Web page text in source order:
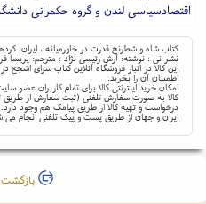
اقتصادسیاسی لندن و گروه حکمرانی
نشر نی ؛ نوشته: آرش رئیسی نژاد ؛ مترجم: پریسا
این کالا در انبار فروشگاه آنلاین کتاب سرای
اطمینان آن را بخرید.
امکان خرید اینترنتی کالا برای تمام کاربران
کالا به صورت سفارش تلفنی (ثبت سفارش از طریق
درخواست و تهیه کالا از طریق پیامک هم وجود دارد.
ایران و جهان از طریق پست و پیک تلفنی انجام می
بازگشت